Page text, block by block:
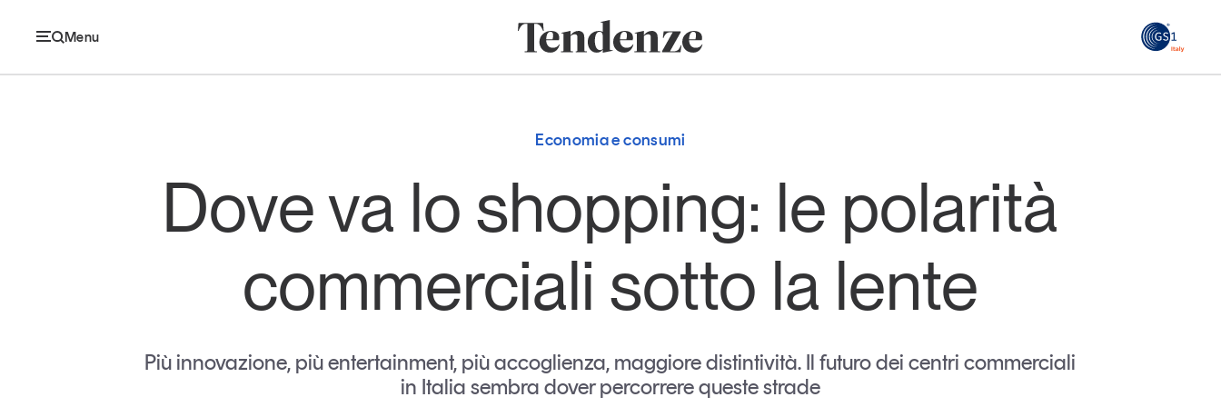
Menu
GS1
Economia e consumi
Retail e brand
Magazine
Opinioni
Dossier
Il Numero
Interviste
Comunicati stampa
Podcast
Iscriviti
Economia e consumi
Dove va lo shopping: le polarità
commerciali sotto la lente
Più innovazione, più entertainment, più accoglienza, maggiore distintività. Il futuro dei centri commerciali
in Italia sembra dover percorrere queste strade